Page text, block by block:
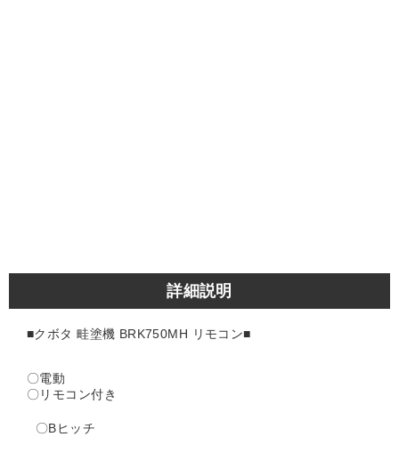
詳細説明
■クボタ 畦塗機 BRK750MH リモコン■
〇電動
〇リモコン付き
〇Bヒッチ